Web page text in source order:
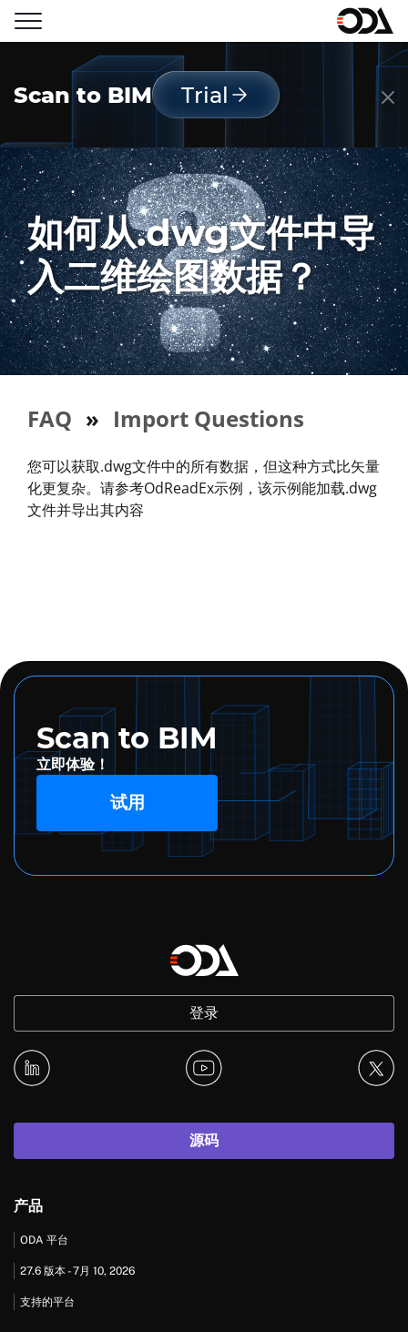
Scan to BIM Trial
如何从.dwg文件中导
入二维绘图数据？
FAQ » Import Questions
您可以获取.dwg文件中的所有数据，但这种方式比矢量
化更复杂。请参考OdReadEx示例，该示例能加载.dwg
文件并导出其内容
Scan to BIM
立即体验！
试用
登录
源码
产品
ODA 平台
27.6 版本 - 7月 10, 2026
支持的平台